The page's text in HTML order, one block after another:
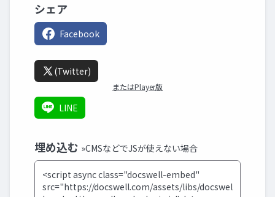
シェア
Facebook
(Twitter)
またはPlayer版
LINE
埋め込む »CMSなどでJSが使えない場合